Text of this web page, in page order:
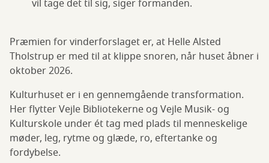
vil tage det til sig, siger formanden.
Præmien for vinderforslaget er, at Helle Alsted
Tholstrup er med til at klippe snoren, når huset åbner i
oktober 2026.
Kulturhuset er i en gennemgående transformation.
Her flytter Vejle Bibliotekerne og Vejle Musik- og
Kulturskole under ét tag med plads til menneskelige
møder, leg, rytme og glæde, ro, eftertanke og
fordybelse.